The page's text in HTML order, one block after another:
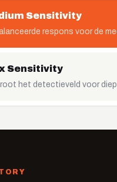
Sensitivity
respons voor de
Sensitivity
het detectieveld voor